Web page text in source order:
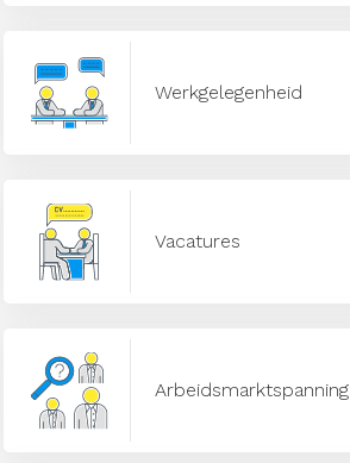
Werkgelegenheid
Vacatures
Arbeidsmarktspanning